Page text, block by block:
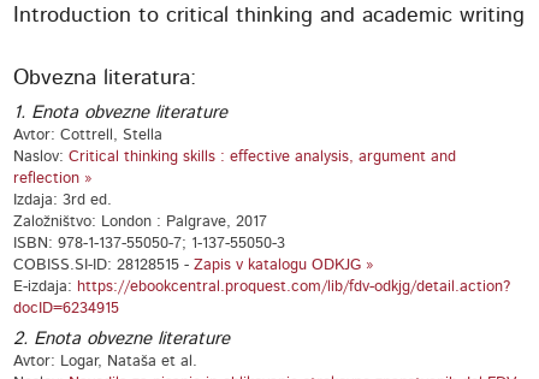
Introduction to critical thinking and academic writing
Obvezna literatura:
1. Enota obvezne literature
Avtor: Cottrell, Stella
Naslov:Critical thinking skills : effective analysis, argument and
reflection »
Izdaja: 3rd ed.
Založništvo: London : Palgrave, 2017
ISBN: 978-1-137-55050-7; 1-137-55050-3
COBISS.SI-ID: 28128515 -Zapis v katalogu ODKJG »
E-izdaja: https://ebookcentral.proquest.com/lib/fdv-odkjg/detail.action?
docID=6234915
2. Enota obvezne literature
Avtor: Logar, Nataša et al.